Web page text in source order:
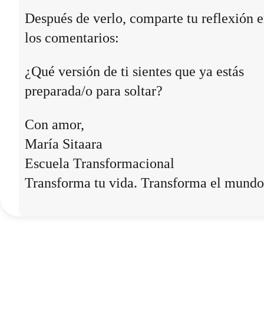
Después de verlo, comparte tu reflexión
los comentarios:
¿Qué versión de ti sientes que ya estás
preparada/o para soltar?
Con amor,
María Sitaara
Escuela Transformacional
Transforma tu vida. Transforma el